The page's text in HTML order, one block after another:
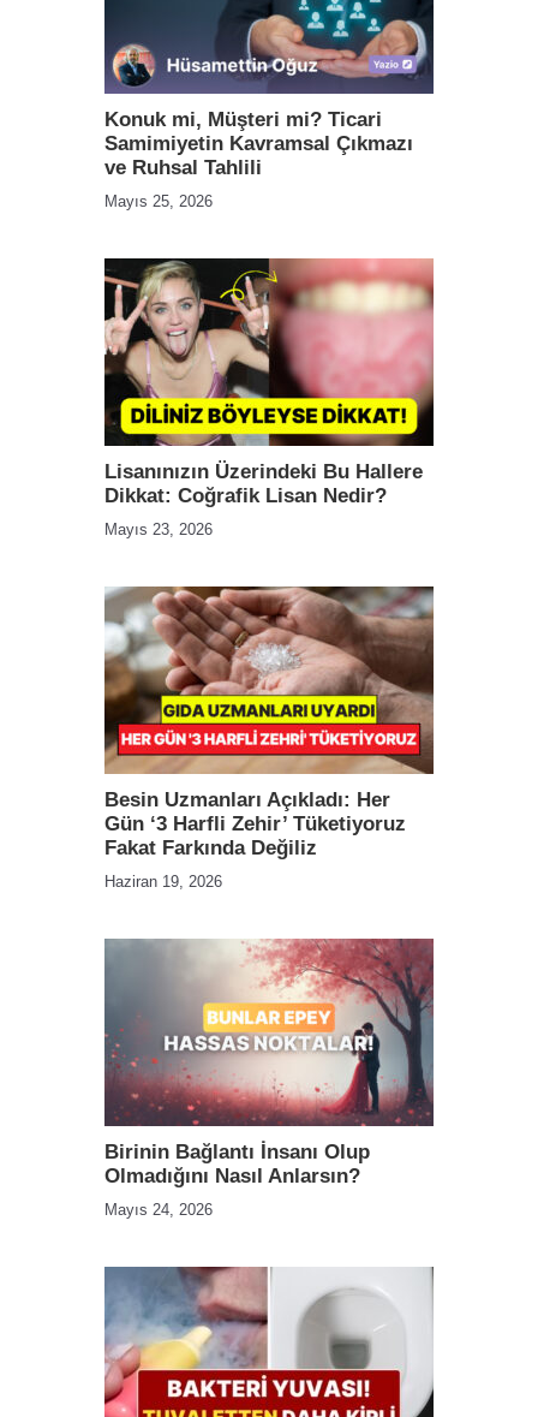
Konuk mi, Müşteri mi? Ticari
Samimiyetin Kavramsal Çıkmazı
ve Ruhsal Tahlili
Mayıs 25, 2026
Lisanınızın Üzerindeki Bu Hallere
Dikkat: Coğrafik Lisan Nedir?
Mayıs 23, 2026
Besin Uzmanları Açıkladı: Her
Gün ‘3 Harfli Zehir’ Tüketiyoruz
Fakat Farkında Değiliz
Haziran 19, 2026
Birinin Bağlantı İnsanı Olup
Olmadığını Nasıl Anlarsın?
Mayıs 24, 2026